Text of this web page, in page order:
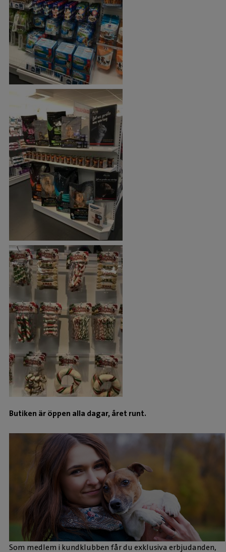
Butiken är öppen alla dagar, året runt.
Som medlem i kundklubben får du exklusiva erbjudanden,